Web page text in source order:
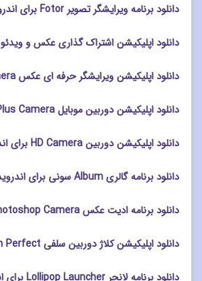
دانلود برنامه ویرایشگر تصویر Fotor برای اندروید
دانلود اپلیکیشن اشتراک گذاری عکس و ویدئو Flickr برای اندروید
دانلود اپلیکیشن ویرایشگر حرفه ای عکس PIP Camera برای اندروید
دانلود اپلیکیشن دوربین موبایل OnePlus Camera برای اندروید
دانلود اپلیکیشن دوربین HD Camera برای اندروید
دانلود برنامه گالری Album سونی برای اندروید
دانلود برنامه ادیت عکس Photoshop Camera برای اندروید
دانلود اپلیکیشن کلاژ دوربین سلفی YouCam Perfect برای اندروید
دانلود برنامه لانچر Lollipop Launcher برای اندروید